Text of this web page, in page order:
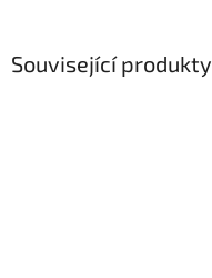
Související produkty